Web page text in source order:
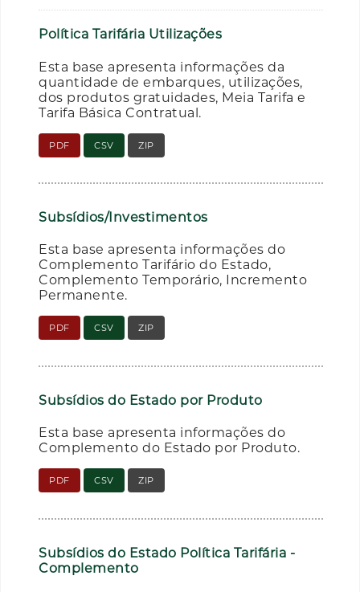
Política Tarifária Utilizações
Esta base apresenta informações da
quantidade de embarques, utilizações,
dos produtos gratuidades, Meia Tarifa e
Tarifa Básica Contratual.
PDF CSV ZIP
Subsídios/Investimentos
Esta base apresenta informações do
Complemento Tarifário do Estado,
Complemento Temporário, Incremento
Permanente.
PDF CSV ZIP
Subsídios do Estado por Produto
Esta base apresenta informações do
Complemento do Estado por Produto.
PDF CSV ZIP
Subsídios do Estado Política Tarifária -
Complemento